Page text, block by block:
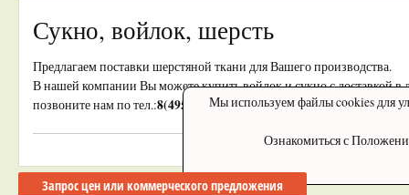
Мы используем файлы cookies для
Ознакомиться с
Сукно, войлок, шерсть
Предлагаем поставки шерстяной ткани для Вашего производства.
В нашей компании Вы можете купить войлок и сукно с доставкой в
позвоните нам по тел.:8(495)668-05-86или отправьте запрос на e-
Запрос цен или коммерческого предложения